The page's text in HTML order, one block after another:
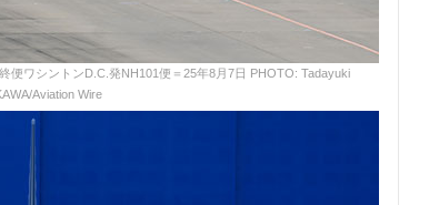
便ワシントンD.C.発NH101便＝25年8月7日 PHOTO: Tadayuki
Aviation Wire